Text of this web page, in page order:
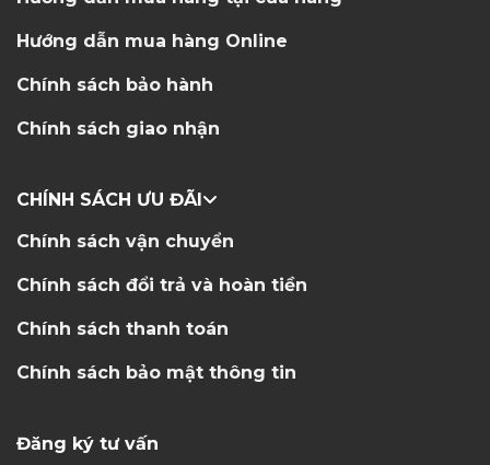
Hướng dẫn mua hàng Online
Chính sách bảo hành
Chính sách giao nhận
CHÍNH SÁCH ƯU ĐÃI
Chính sách vận chuyển
Chính sách đổi trả và hoàn tiền
Chính sách thanh toán
Chính sách bảo mật thông tin
Đăng ký tư vấn